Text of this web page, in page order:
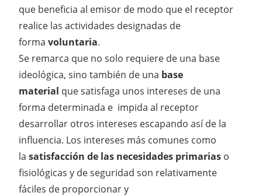
que beneficia al emisor de modo que el receptor
realice las actividades designadas de
forma voluntaria.
Se remarca que no solo requiere de una base
ideológica, sino también de una base
material que satisfaga unos intereses de una
forma determinada e impida al receptor
desarrollar otros intereses escapando así de la
influencia. Los intereses más comunes como
la satisfacción de las necesidades primarias o
fisiológicas y de seguridad son relativamente
fáciles de proporcionar y